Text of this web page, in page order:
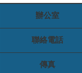
辦公室
聯絡電話
傳真